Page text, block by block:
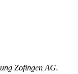
Zofingen AG.